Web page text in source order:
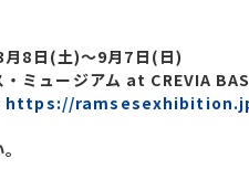
月8日(土)～9月7日(日)
・ミュージアム at CREVIA
https://